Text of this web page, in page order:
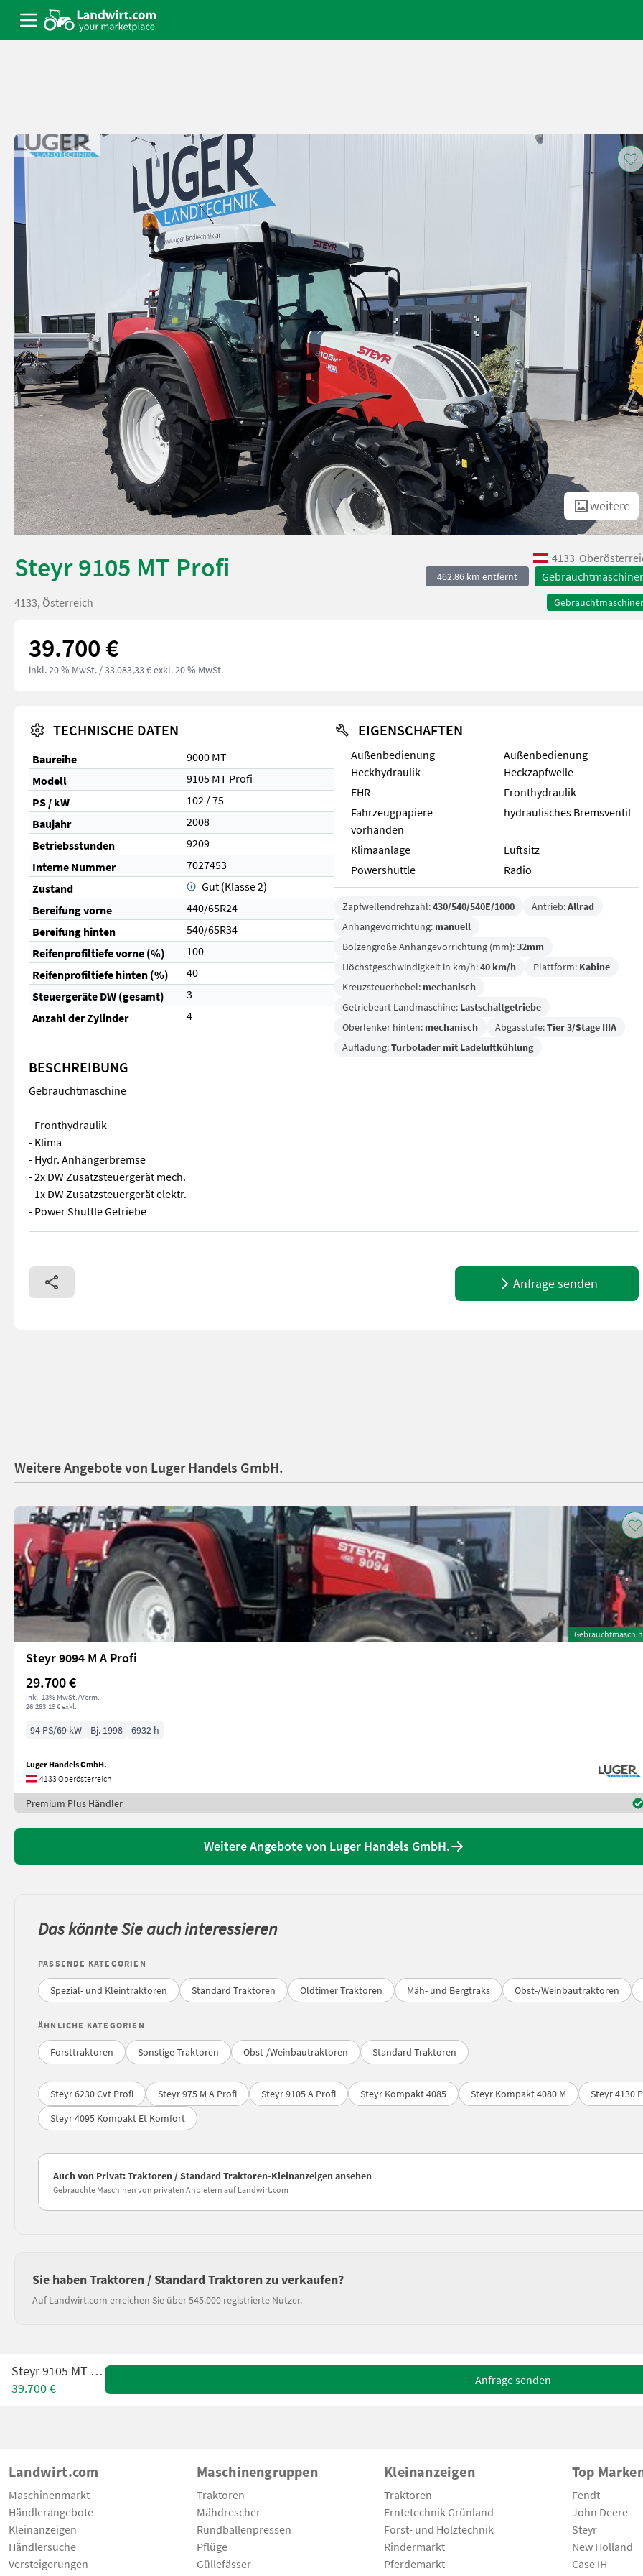
weitere
Steyr 9105 MT Profi 4133
462.86 km entfernt
4133, Österreich
39.700 €
inkl. 20 % MwSt. / 33.083,33 € exkl. 20 % MwSt.
TECHNISCHE DATEN
Baureihe
9000 MT
Modell
9105 MT Profi
PS / kW
102 / 75
Baujahr
2008
Betriebsstunden
9209
Interne Nummer
7027453
Zustand
Gut (Klasse 2)
Bereifung vorne
440/65R24
Bereifung hinten
540/65R34
Reifenprofiltiefe vorne (%)
100
Reifenprofiltiefe hinten (%)
40
Steuergeräte DW (gesamt)
3
Anzahl der Zylinder
4
EIGENSCHAFTEN
Außenbedienung
Heckhydraulik
Außenbedienung
Heckzapfwelle
EHR
Fronthydraulik
Fahrzeugpapiere
vorhanden
hydraulisches Bremsventil
Klimaanlage
Luftsitz
Powershuttle
Radio
Zapfwellendrehzahl:430/540/540E/1000 Antrieb:Allrad
Anhängevorrichtung: manuell
Bolzengröße Anhängevorrichtung (mm):32mm
Höchstgeschwindigkeit in km/h:40 km/h Plattform: Kabine
Kreuzsteuerhebel: mechanisch
Getriebeart Landmaschine: Lastschaltgetriebe
Oberlenker hinten: mechanisch Abgasstufe:Tier 3/Stage IIIA
Aufladung:Turbolader mit Ladeluftkühlung
BESCHREIBUNG
Gebrauchtmaschine
- Fronthydraulik
- Klima
- Hydr. Anhängerbremse
- 2x DW Zusatzsteuergerät mech.
- 1x DW Zusatzsteuergerät elektr.
- Power Shuttle Getriebe
Gebrauchtmaschine - Fronthydraulik - Klima - Hydr. Anhängerbremse - 2x DW Zusatzsteuergerät mech. - 1x DW
Anfrage senden
Weitere Angebote von Luger Handels GmbH.
Steyr 9094 M A Profi
29.700 €
inkl. 13% MwSt./Verm.
26.283,19 € exkl.
94 PS/69 kW Bj. 1998 6932 h
Luger Handels GmbH.
4133 Oberösterreich
Premium Plus Händler
Weitere Angebote von Luger Handels GmbH.
Das könnte Sie auch interessieren
PASSENDE KATEGORIEN
Spezial- und Kleintraktoren Standard Traktoren Oldtimer Traktoren Mäh- und Bergtraks Obst-/Weinbautraktoren
ÄHNLICHE KATEGORIEN
Forsttraktoren Sonstige Traktoren Obst-/Weinbautraktoren Standard Traktoren
Steyr 6230 Cvt Profi Steyr 975 M A Profi Steyr 9105 A Profi Steyr Kompakt 4085 Steyr Kompakt 4080 M Steyr 4130
Steyr 4095 Kompakt Et Komfort
Auch von Privat: Traktoren / Standard Traktoren-Kleinanzeigen ansehen
Gebrauchte Maschinen von privaten Anbietern auf Landwirt.com
Sie haben Traktoren / Standard Traktoren zu verkaufen?
Auf Landwirt.com erreichen Sie über 545.000 registrierte Nutzer.
Steyr 9105 MT Profi
39.700 €
Anfrage senden
Landwirt.com
Maschinenmarkt
Händlerangebote
Kleinanzeigen
Händlersuche
Versteigerungen
Maschinengruppen
Traktoren
Mähdrescher
Rundballenpressen
Pflüge
Güllefässer
Kleinanzeigen
Traktoren
Erntetechnik Grünland
Forst- und Holztechnik
Rindermarkt
Pferdemarkt
Top
Fendt
John Deere
Steyr
New Holland
Case IH